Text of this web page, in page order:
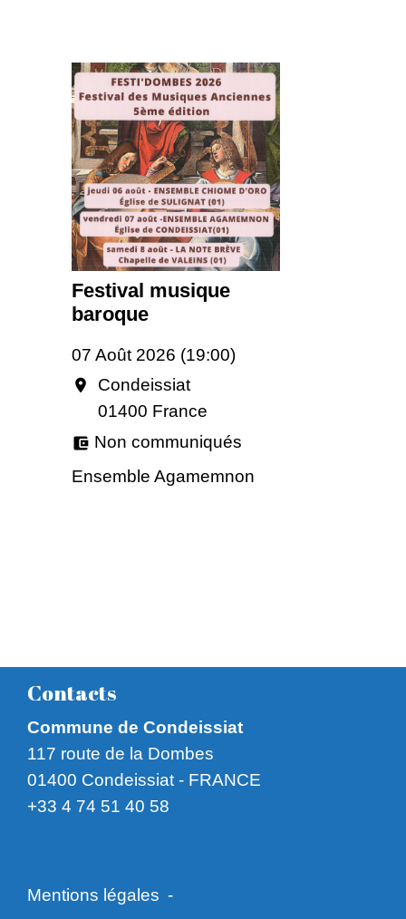
Festival musique
baroque
07 Août 2026 (19:00)
location_on
Condeissiat
01400 France
account_balance_wallet Non communiqués
Ensemble Agamemnon
Contacts
Commune de Condeissiat
117 route de la Dombes
01400 Condeissiat - FRANCE
+33 4 74 51 40 58
Mentions légales -